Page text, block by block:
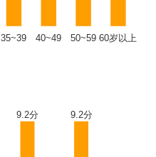
35~39 40~49 50~59 60岁以上
9.2分 9.2分